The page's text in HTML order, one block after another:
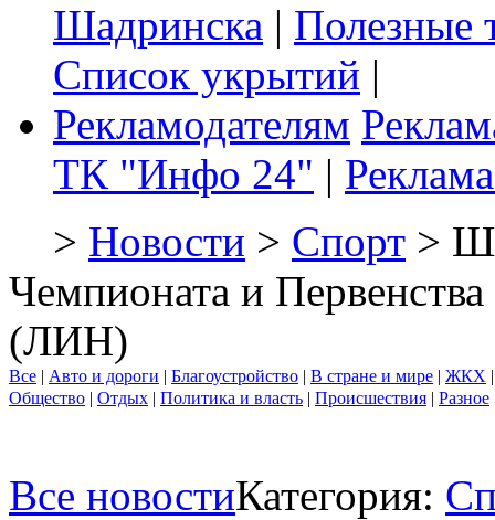
Шадринска | Полезные
Список укрытий |
Рекламодателям
ТК "Инфо 24" |
> Новости > Спорт >
Чемпионата и
(ЛИН)
Все | Авто и дороги | Благоустройство | В стране и мире | ЖКХ
Общество | Отдых | Политика и власть | Происшествия | Разное
Все новостиКатегория: